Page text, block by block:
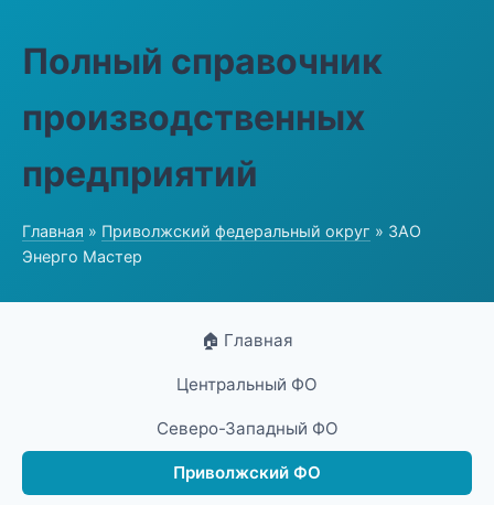
Полный справочник
производственных
предприятий
Главная » Приволжский федеральный округ » ЗАО
Энерго Мастер
🏠 Главная
Центральный ФО
Северо-Западный ФО
Приволжский ФО